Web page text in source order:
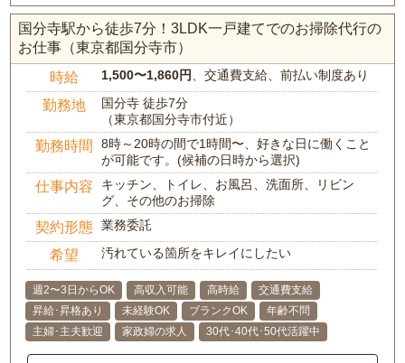
国分寺駅から徒歩7分！3LDK一戸建てでのお掃除代行の
お仕事（東京都国分寺市）
時給 1,500〜1,860円 、交通費支給、前払い制度あり
勤務地
国分寺 徒歩7分
（東京都国分寺市付近）
勤務時間
8時～20時の間で1時間〜、好きな日に働くこと
が可能です。(候補の日時から選択)
仕事内容
キッチン、トイレ、お風呂、洗面所、リビン
グ、その他のお掃除
契約形態 業務委託
希望 汚れている箇所をキレイにしたい
週2〜3日からOK 高収入可能 高時給
交通費支給
昇給･昇格あり
未経験OK ブランクOK
年齢不問
主婦･主夫歓迎
家政婦の求人 30代･40代･50代活躍中